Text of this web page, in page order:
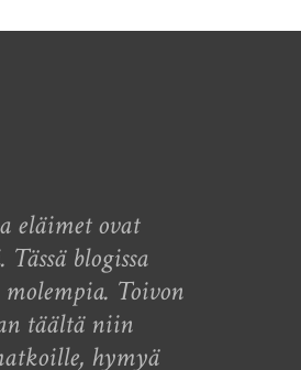
eläimet ovat
blogissa
Toivon
täältä niin
hymyä